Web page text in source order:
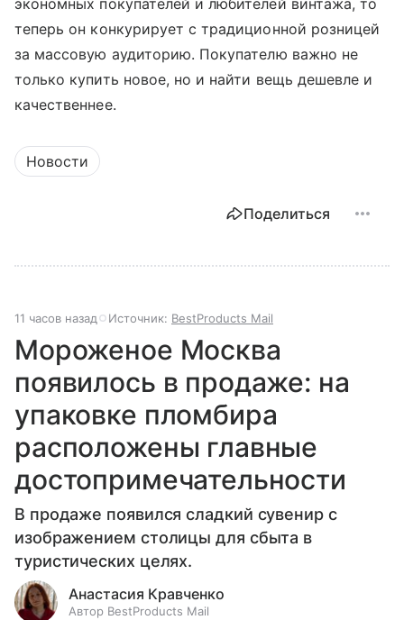
экономных покупателей и любителей винтажа, то
теперь он конкурирует с традиционной розницей
за массовую аудиторию. Покупателю важно не
только купить новое, но и найти вещь дешевле и
качественнее.
Новости
Поделиться
11 часов назад Источник: BestProducts Mail
Мороженое Москва
появилось в продаже: на
упаковке пломбира
расположены главные
достопримечательности
В продаже появился сладкий сувенир с
изображением столицы для сбыта в
туристических целях.
Анастасия Кравченко
Автор BestProducts Mail